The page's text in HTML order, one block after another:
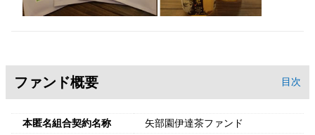
ファンド概要 目次
本匿名組合契約名称
矢部園伊達茶ファンド